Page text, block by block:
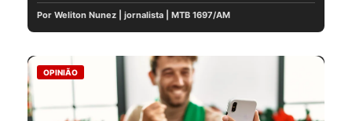
Por Weliton Nunez | jornalista | MTB 1697/AM
OPINIÃO